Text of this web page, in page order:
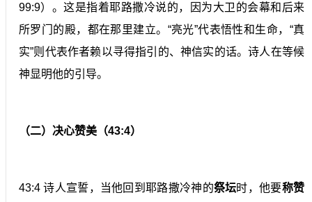
99:9）。这是指着耶路撒冷说的，因为大卫的会幕和后来
所罗门的殿，都在那里建立。“亮光”代表悟性和生命，“真
实”则代表作者赖以寻得指引的、神信实的话。诗人在等候
神显明他的引导。
（二）决心赞美（43:4）
43:4 诗人宣誓，当他回到耶路撒冷神的祭坛时，他要称赞